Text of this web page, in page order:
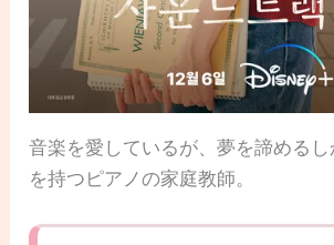
音楽を愛しているが、夢を諦める
を持つピアノの家庭教師。